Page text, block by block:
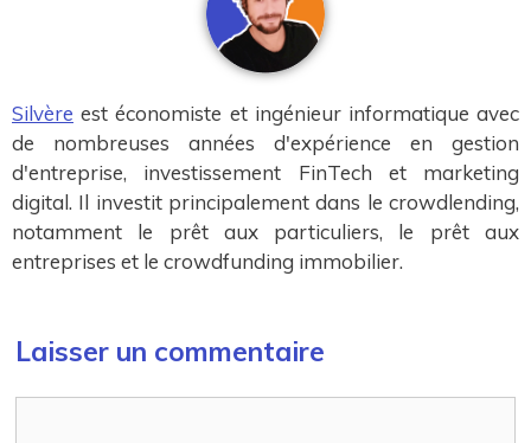
Silvère est économiste et ingénieur informatique avec
de nombreuses années d'expérience en gestion
d'entreprise, investissement FinTech et marketing
digital. Il investit principalement dans le crowdlending,
notamment le prêt aux particuliers, le prêt aux
entreprises et le crowdfunding immobilier.
Laisser un commentaire